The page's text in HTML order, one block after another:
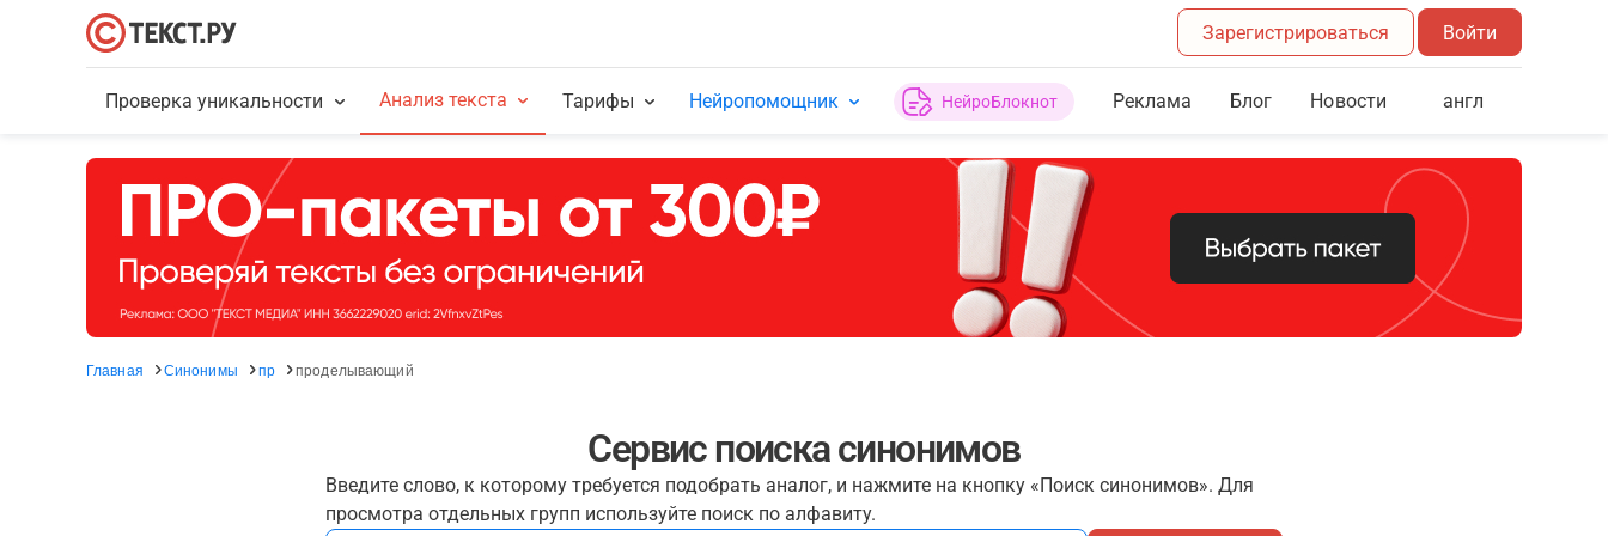
Зарегистрироваться Войти
Проверка уникальности Анализ текста Тарифы Нейропомощник НейроБлокнот Реклама Блог Новости англ
Главная Синонимы пр проделывающий
Сервис поиска синонимов
Введите слово, к которому требуется подобрать аналог, и нажмите на кнопку «Поиск синонимов». Для
просмотра отдельных групп используйте поиск по алфавиту.